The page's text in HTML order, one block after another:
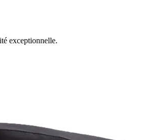
exceptionnelle.